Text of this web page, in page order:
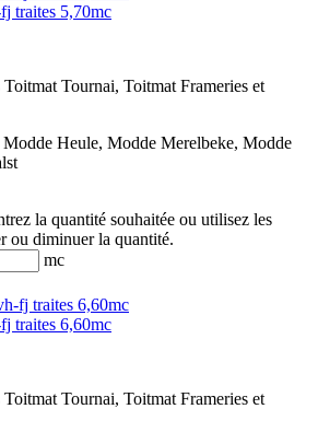
traites 5,70mc
Toitmat Tournai, Toitmat Frameries et
Modde Heule, Modde Merelbeke, Modde
la quantité souhaitée ou utilisez les
ou diminuer la quantité.
mc
traites 6,60mc
Toitmat Tournai, Toitmat Frameries et